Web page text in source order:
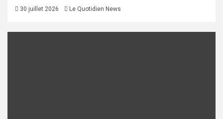
30 juillet 2026 Le Quotidien News